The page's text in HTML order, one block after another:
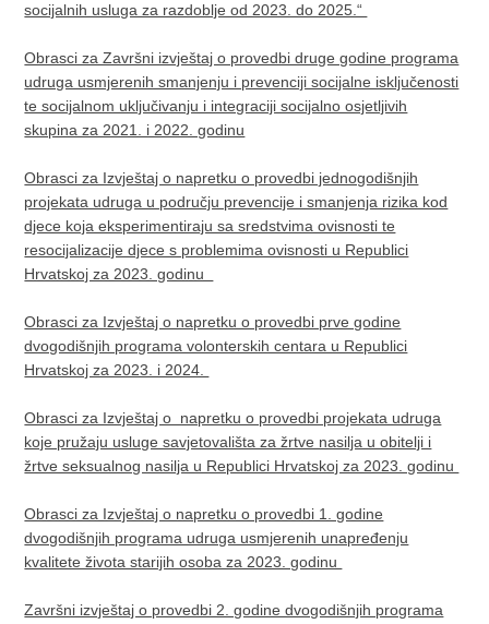
socijalnih usluga za razdoblje od 2023. do 2025.“
Obrasci za Završni izvještaj o provedbi druge godine programa
udruga usmjerenih smanjenju i prevenciji socijalne isključenosti
te socijalnom uključivanju i integraciji socijalno osjetljivih
skupina za 2021. i 2022. godinu
Obrasci za Izvještaj o napretku o provedbi jednogodišnjih
projekata udruga u području prevencije i smanjenja rizika kod
djece koja eksperimentiraju sa sredstvima ovisnosti te
resocijalizacije djece s problemima ovisnosti u Republici
Hrvatskoj za 2023. godinu
Obrasci za Izvještaj o napretku o provedbi prve godine
dvogodišnjih programa volonterskih centara u Republici
Hrvatskoj za 2023. i 2024. ​
Obrasci za Izvještaj o napretku o provedbi projekata udruga
koje pružaju usluge savjetovališta za žrtve nasilja u obitelji i
žrtve seksualnog nasilja u Republici Hrvatskoj za 2023. godinu
Obrasci za Izvještaj o napretku o provedbi 1. godine
dvogodišnjih programa udruga usmjerenih unapređenju
kvalitete života starijih osoba za 2023. godinu
Završni izvještaj o provedbi 2. godine dvogodišnjih programa